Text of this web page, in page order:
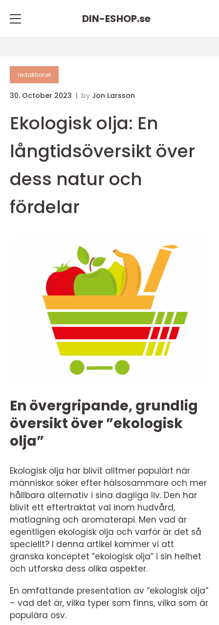
DIN-ESHOP.se
redaktionel
30. October 2023 by Jon Larsson
Ekologisk olja: En
långtidsöversikt över
dess natur och
fördelar
En övergripande, grundlig
översikt över ”ekologisk
olja”
Ekologisk olja har blivit alltmer populärt när
människor söker efter hälsosammare och mer
hållbara alternativ i sina dagliga liv. Den har
blivit ett eftertraktat val inom hudvård,
matlagning och aromaterapi. Men vad är
egentligen ekologisk olja och varför är det så
speciellt? I denna artikel kommer vi att
granska konceptet ”ekologisk olja” i sin helhet
och utforska dess olika aspekter.
En omfattande presentation av ”ekologisk olja”
– vad det är, vilka typer som finns, vilka som är
populära osv.